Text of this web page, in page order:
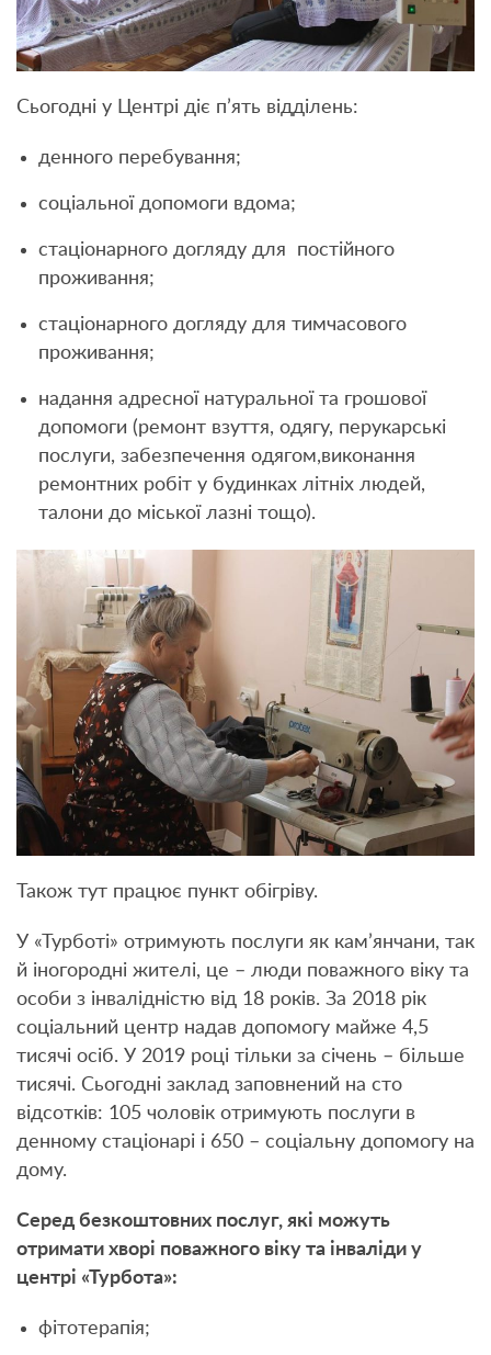
Сьогодні у Центрі діє п’ять відділень:
денного перебування;
соціальної допомоги вдома;
стаціонарного догляду для постійного
проживання;
стаціонарного догляду для тимчасового
проживання;
надання адресної натуральної та грошової
допомоги (ремонт взуття, одягу, перукарські
послуги, забезпечення одягом,виконання
ремонтних робіт у будинках літніх людей,
талони до міської лазні тощо).
Також тут працює пункт обігріву.
У «Турботі» отримують послуги як кам’янчани, так
й іногородні жителі, це – люди поважного віку та
особи з інвалідністю від 18 років. За 2018 рік
соціальний центр надав допомогу майже 4,5
тисячі осіб. У 2019 році тільки за січень – більше
тисячі. Сьогодні заклад заповнений на сто
відсотків: 105 чоловік отримують послуги в
денному стаціонарі і 650 – соціальну допомогу на
дому.
Серед безкоштовних послуг, які можуть
отримати хворі поважного віку та інваліди у
центрі «Турбота»:
фітотерапія;